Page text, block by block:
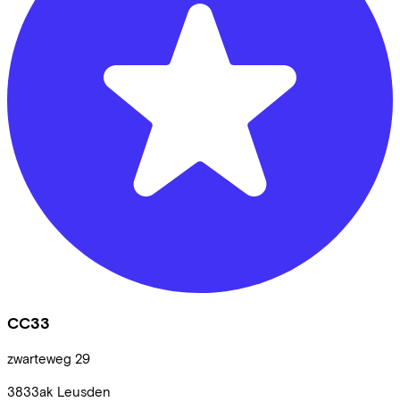
CC33
zwarteweg 29
3833ak Leusden